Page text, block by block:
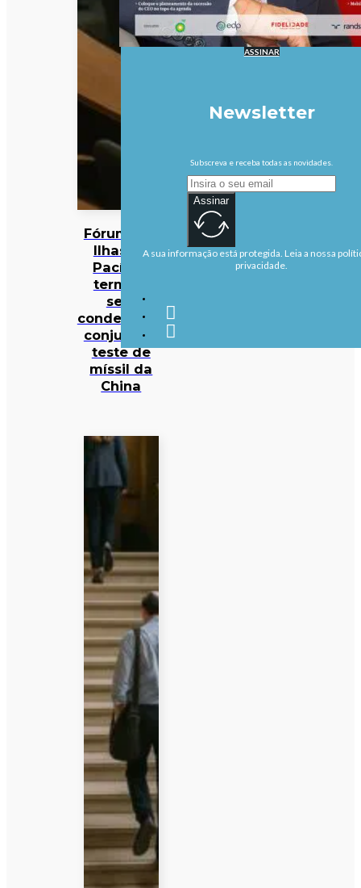
Fórum das
Ilhas do
Pacífico
termina
sem
condenação
conjunta a
teste de
míssil da
China
ASSINAR
Newsletter
Subscreva e receba todas as novidades.
Assinar
A sua informação está protegida. Leia a nossa
privacidade.